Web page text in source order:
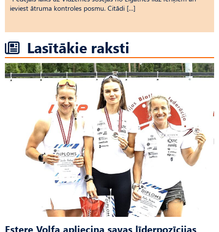
ieviest ātruma kontroles posmu. Citādi […]
Lasītākie raksti
Estere Volfa apliecina savas līderpozīcijas